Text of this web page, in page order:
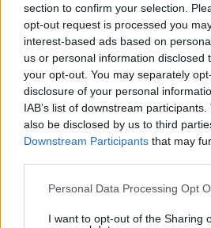
section to confirm your selection.
opt-out request is processed you
interest-based ads based on
us or personal information disclosed
your opt-out. You may separately
disclosure of your personal
IAB’s list of downstream
also be disclosed by us to third
Downstream Participants that may
Please note that this website/app
not limited to your visit or usage
Personal Data Processing Opt
I want to opt-out of the Sharing
Games
Cut The Rope
ΔΕΙΤΕ ΟΛΑ ΤΑ GAMES